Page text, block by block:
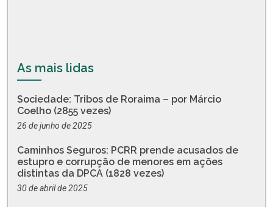
As mais lidas
Sociedade: Tribos de Roraima – por Márcio
Coelho (2855 vezes)
26 de junho de 2025
Caminhos Seguros: PCRR prende acusados de
estupro e corrupção de menores em ações
distintas da DPCA (1828 vezes)
30 de abril de 2025